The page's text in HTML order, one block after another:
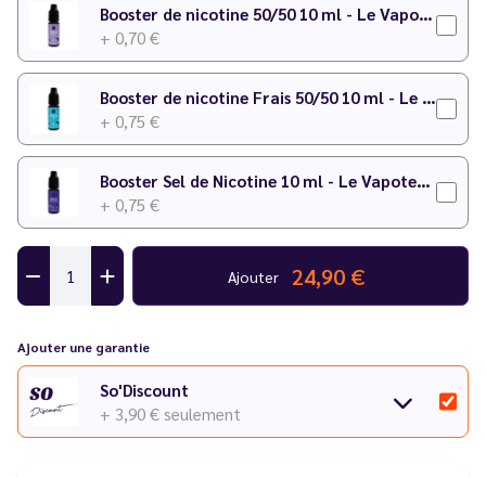
Booster de nicotine 50/50 10 ml - Le Vapoteur Discount
+ 0,70 €
Booster de nicotine Frais 50/50 10 ml - Le Vapoteur Discount
+ 0,75 €
Booster Sel de Nicotine 10 ml - Le Vapoteur Discount
+ 0,75 €
Ajouter 24,90 €
Ajouter une garantie
So'Discount
+ 3,90 € seulement